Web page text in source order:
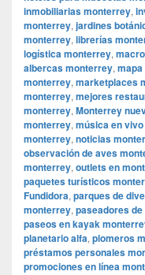
inmobiliarias monterrey,
monterrey, jardines
monterrey, librerías
logística monterrey,
albercas monterrey,
monterrey, marketplaces
monterrey, mejores
monterrey, Monterrey
monterrey, música en
monterrey, noticias
observación de aves
monterrey, outlets en
paquetes turísticos
Fundidora, parques de
monterrey, paseadores
paseos en kayak
planetario alfa, plomeros
préstamos personales
promociones en línea